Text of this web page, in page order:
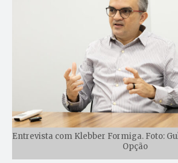
Entrevista com Klebber Formiga. Foto:
Opção